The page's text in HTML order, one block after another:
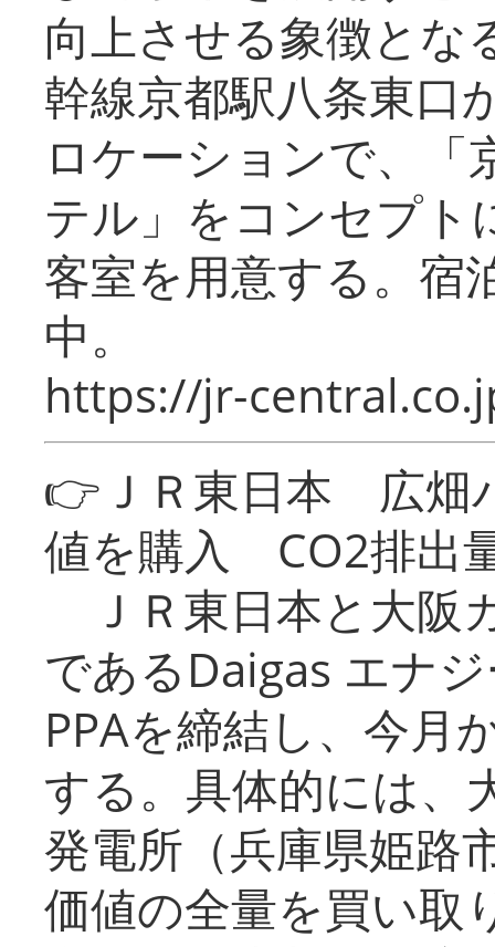
向上させる象徴とな
幹線京都駅八条東口
ロケーションで、「
テル」をコンセプト
客室を用意する。宿
中。
https://jr-
👉ＪＲ東日本 広畑
値を購入 CO2排出
ＪＲ東日本と大阪
であるDaigas エナ
PPAを締結し、今月
する。具体的には、
発電所（兵庫県姫路
価値の全量を買い取